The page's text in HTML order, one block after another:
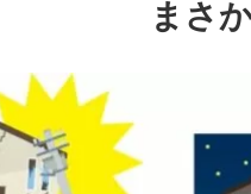
まさ